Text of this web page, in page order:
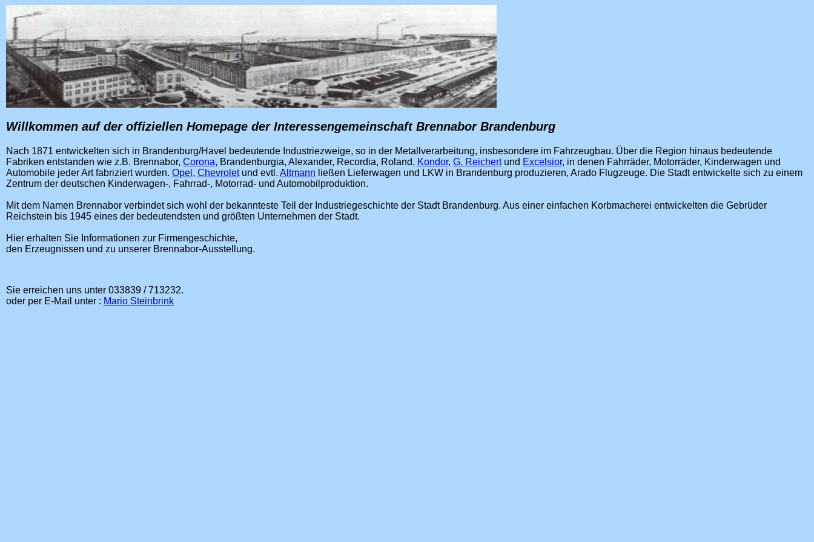
Willkommen auf der offiziellen Homepage der Interessengemeinschaft Brennabor Brandenburg
Nach 1871 entwickelten sich in Brandenburg/Havel bedeutende Industriezweige, so in der Metallverarbeitung, insbesondere im Fahrzeugbau. Über die Region hinaus bedeutende
Fabriken entstanden wie z.B. Brennabor, Corona, Brandenburgia, Alexander, Recordia, Roland, Kondor, G. Reichertund Excelsior, in denen Fahrräder, Motorräder, Kinderwagen und
Automobile jeder Art fabriziert wurden. Opel , Chevroletund evtl. Altmann ließen Lieferwagen und LKW in Brandenburg produzieren, Arado Flugzeuge. Die Stadt entwickelte sich zu einem
Zentrum der deutschen Kinderwagen-, Fahrrad-, Motorrad- und Automobilproduktion.
Mit dem Namen Brennabor verbindet sich wohl der bekannteste Teil der Industriegeschichte der Stadt Brandenburg. Aus einer einfachen Korbmacherei entwickelten die Gebrüder
Reichstein bis 1945 eines der bedeutendsten und größten Unternehmen der Stadt.
Hier erhalten Sie Informationen zur Firmengeschichte,
den Erzeugnissen und zu unserer Brennabor-Ausstellung.
Sie erreichen uns unter 033839 / 713232.
oder per E-Mail unter : Mario Steinbrink